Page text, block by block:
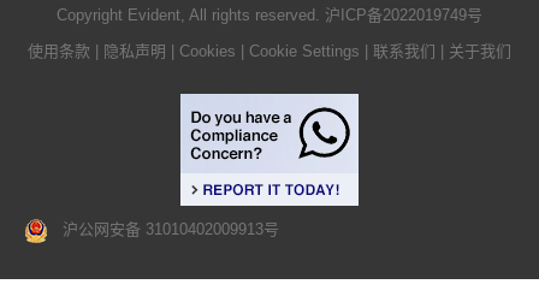
Copyright Evident, All rights reserved. 沪ICP备2022019749号
使用条款
隐私声明 Cookies Cookie Settings 联系我们 关于我们
沪公网安备 31010402009913号